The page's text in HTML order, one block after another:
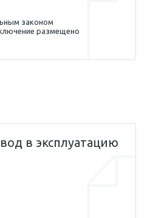
законом
размещено
в эксплуатацию